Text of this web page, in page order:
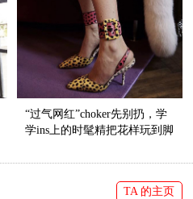
“过气网红”choker先别扔，学
学ins上的时髦精把花样玩到脚
TA 的主页